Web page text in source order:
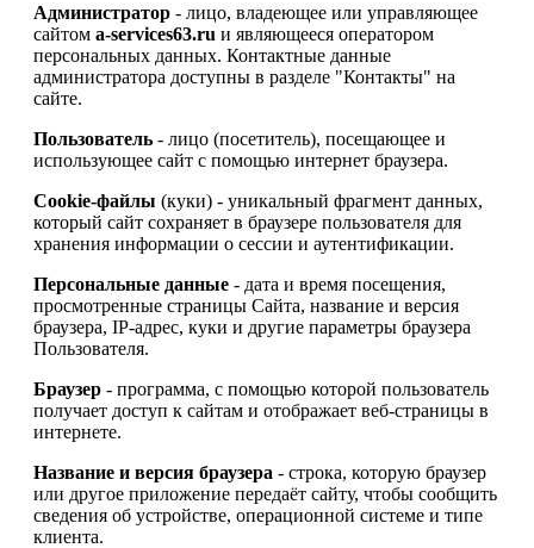
Администратор - лицо, владеющее или управляющее
сайтом a-services63.ru и являющееся оператором
персональных данных. Контактные данные
администратора доступны в разделе "Контакты" на
сайте.
Пользователь - лицо (посетитель), посещающее и
использующее сайт с помощью интернет браузера.
Cookie-файлы (куки) - уникальный фрагмент данных,
который сайт сохраняет в браузере пользователя для
хранения информации о сессии и аутентификации.
Персональные данные - дата и время посещения,
просмотренные страницы Сайта, название и версия
браузера, IP-адрес, куки и другие параметры браузера
Пользователя.
Браузер - программа, с помощью которой пользователь
получает доступ к сайтам и отображает веб-страницы в
интернете.
Название и версия браузера - строка, которую браузер
или другое приложение передаёт сайту, чтобы сообщить
сведения об устройстве, операционной системе и типе
клиента.